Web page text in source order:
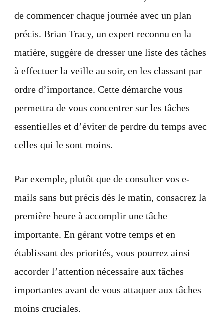
de commencer chaque journée avec un plan
précis. Brian Tracy, un expert reconnu en la
matière, suggère de dresser une liste des tâches
à effectuer la veille au soir, en les classant par
ordre d’importance. Cette démarche vous
permettra de vous concentrer sur les tâches
essentielles et d’éviter de perdre du temps avec
celles qui le sont moins.
Par exemple, plutôt que de consulter vos e-
mails sans but précis dès le matin, consacrez la
première heure à accomplir une tâche
importante. En gérant votre temps et en
établissant des priorités, vous pourrez ainsi
accorder l’attention nécessaire aux tâches
importantes avant de vous attaquer aux tâches
moins cruciales.